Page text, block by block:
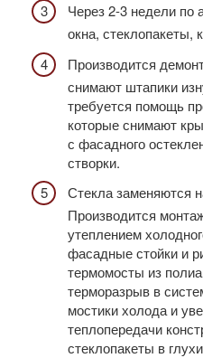
Через 2-3 недели по
окна, стеклопакеты,
Производится
снимают штапики
требуется помощь
которые снимают
с фасадного
створки.
Стекла заменяются
Производится
утеплением
фасадные стойки и
термомосты из
терморазрыв в
мостики холода и
теплопередачи
стеклопакеты в